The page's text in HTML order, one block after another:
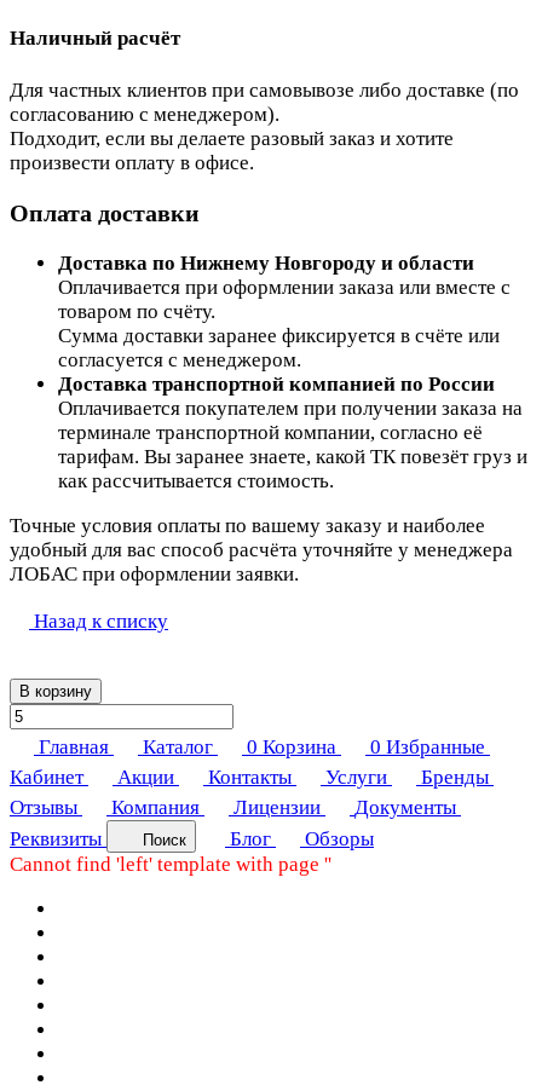
Наличный расчёт
Для частных клиентов при самовывозе либо доставке (по
согласованию с менеджером).
Подходит, если вы делаете разовый заказ и хотите
произвести оплату в офисе.
Оплата доставки
Доставка по Нижнему Новгороду и области
Оплачивается при оформлении заказа или вместе с
товаром по счёту.
Сумма доставки заранее фиксируется в счёте или
согласуется с менеджером.
Доставка транспортной компанией по России
Оплачивается покупателем при получении заказа на
терминале транспортной компании, согласно её
тарифам. Вы заранее знаете, какой ТК повезёт груз и
как рассчитывается стоимость.
Точные условия оплаты по вашему заказу и наиболее
удобный для вас способ расчёта уточняйте у менеджера
ЛОБАС при оформлении заявки.
Назад к списку
В корзину
Главная Каталог 0 Корзина 0 Избранные
Кабинет
Акции Контакты Услуги
Бренды
Отзывы
Компания Лицензии
Документы
Реквизиты
Поиск Блог
Обзоры
Cannot find 'left' template with page ''